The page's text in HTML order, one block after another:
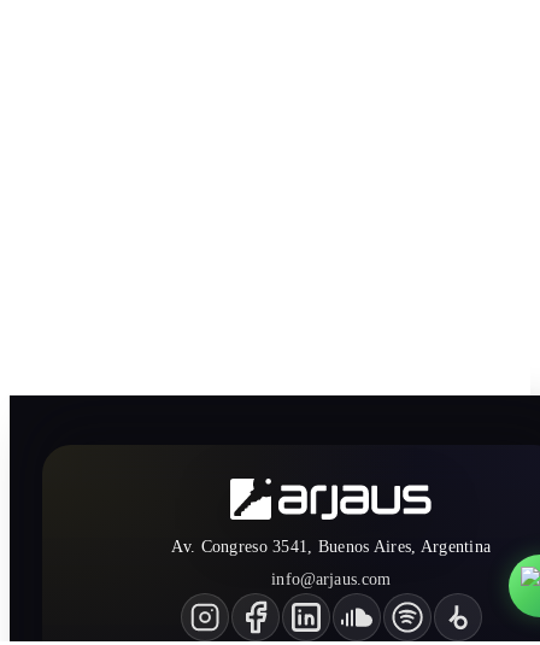
Av. Congreso 3541, Buenos Aires, Argentina
info@arjaus.com